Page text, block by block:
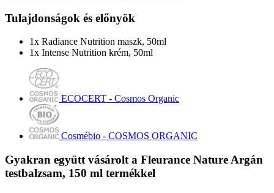
Tulajdonságok és előnyök
1x Radiance Nutrition maszk, 50ml
1x Intense Nutrition krém, 50ml
ECOCERT - Cosmos Organic
Cosmébio - COSMOS ORGANIC
Gyakran együtt vásárolt a Fleurance Nature Argán
testbalzsam, 150 ml termékkel